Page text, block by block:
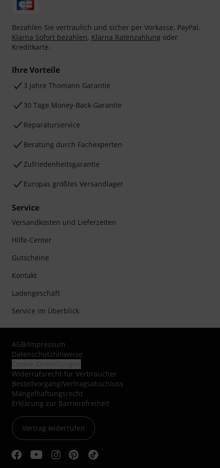
Bezahlen Sie vertraulich und sicher per Vorkasse, PayPal,
Klarna Sofort bezahlen, Klarna Ratenzahlung oder
Kreditkarte.
Ihre Vorteile
3 Jahre Thomann Garantie
30 Tage Money-Back-Garantie
Reparaturservice
Beratung durch Fachexperten
Zufriedenheitsgarantie
Europas größtes Versandlager
Service
Versandkosten und Lieferzeiten
Hilfe-Center
Gutscheine
Kontakt
Ladengeschäft
Service im Überblick
AGB/Impressum
Datenschutzhinweise
Widerrufsrecht für Verbraucher
Bestellvorgang/Vertragsabschluss
Mängelhaftungsrecht
Erklärung zur Barrierefreiheit
Vertrag widerrufen